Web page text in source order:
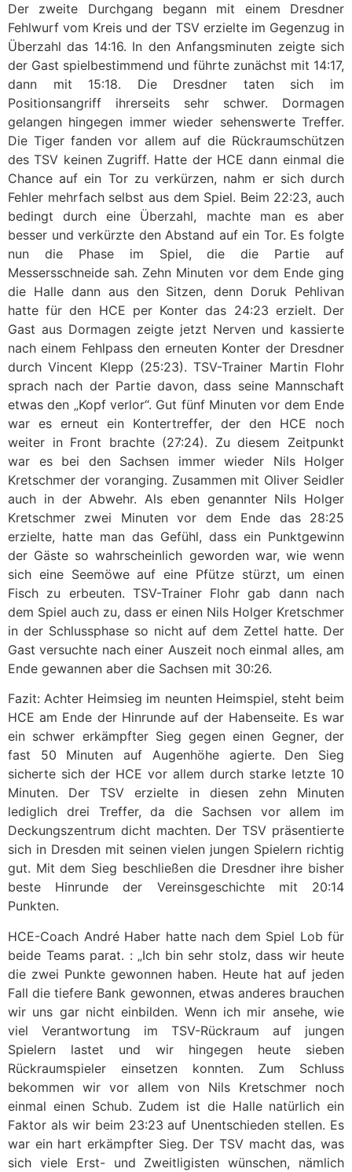
Der zweite Durchgang begann mit einem Dresdner
Fehlwurf vom Kreis und der TSV erzielte im Gegenzug in
Überzahl das 14:16. In den Anfangsminuten zeigte sich
der Gast spielbestimmend und führte zunächst mit 14:17,
dann mit 15:18. Die Dresdner taten sich im
Positionsangriff ihrerseits sehr schwer. Dormagen
gelangen hingegen immer wieder sehenswerte Treffer.
Die Tiger fanden vor allem auf die Rückraumschützen
des TSV keinen Zugriff. Hatte der HCE dann einmal die
Chance auf ein Tor zu verkürzen, nahm er sich durch
Fehler mehrfach selbst aus dem Spiel. Beim 22:23, auch
bedingt durch eine Überzahl, machte man es aber
besser und verkürzte den Abstand auf ein Tor. Es folgte
nun die Phase im Spiel, die die Partie auf
Messersschneide sah. Zehn Minuten vor dem Ende ging
die Halle dann aus den Sitzen, denn Doruk Pehlivan
hatte für den HCE per Konter das 24:23 erzielt. Der
Gast aus Dormagen zeigte jetzt Nerven und kassierte
nach einem Fehlpass den erneuten Konter der Dresdner
durch Vincent Klepp (25:23). TSV-Trainer Martin Flohr
sprach nach der Partie davon, dass seine Mannschaft
etwas den „Kopf verlor“. Gut fünf Minuten vor dem Ende
war es erneut ein Kontertreffer, der den HCE noch
weiter in Front brachte (27:24). Zu diesem Zeitpunkt
war es bei den Sachsen immer wieder Nils Holger
Kretschmer der voranging. Zusammen mit Oliver Seidler
auch in der Abwehr. Als eben genannter Nils Holger
Kretschmer zwei Minuten vor dem Ende das 28:25
erzielte, hatte man das Gefühl, dass ein Punktgewinn
der Gäste so wahrscheinlich geworden war, wie wenn
sich eine Seemöwe auf eine Pfütze stürzt, um einen
Fisch zu erbeuten. TSV-Trainer Flohr gab dann nach
dem Spiel auch zu, dass er einen Nils Holger Kretschmer
in der Schlussphase so nicht auf dem Zettel hatte. Der
Gast versuchte nach einer Auszeit noch einmal alles, am
Ende gewannen aber die Sachsen mit 30:26.
Fazit: Achter Heimsieg im neunten Heimspiel, steht beim
HCE am Ende der Hinrunde auf der Habenseite. Es war
ein schwer erkämpfter Sieg gegen einen Gegner, der
fast 50 Minuten auf Augenhöhe agierte. Den Sieg
sicherte sich der HCE vor allem durch starke letzte 10
Minuten. Der TSV erzielte in diesen zehn Minuten
lediglich drei Treffer, da die Sachsen vor allem im
Deckungszentrum dicht machten. Der TSV präsentierte
sich in Dresden mit seinen vielen jungen Spielern richtig
gut. Mit dem Sieg beschließen die Dresdner ihre bisher
beste Hinrunde der Vereinsgeschichte mit 20:14
Punkten.
HCE-Coach André Haber hatte nach dem Spiel Lob für
beide Teams parat. : „Ich bin sehr stolz, dass wir heute
die zwei Punkte gewonnen haben. Heute hat auf jeden
Fall die tiefere Bank gewonnen, etwas anderes brauchen
wir uns gar nicht einbilden. Wenn ich mir ansehe, wie
viel Verantwortung im TSV-Rückraum auf jungen
Spielern lastet und wir hingegen heute sieben
Rückraumspieler einsetzen konnten. Zum Schluss
bekommen wir vor allem von Nils Kretschmer noch
einmal einen Schub. Zudem ist die Halle natürlich ein
Faktor als wir beim 23:23 auf Unentschieden stellen. Es
war ein hart erkämpfter Sieg. Der TSV macht das, was
sich viele Erst- und Zweitligisten wünschen, nämlich